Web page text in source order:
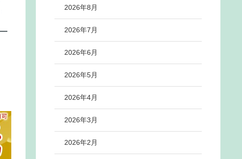
2026年8月
2026年7月
2026年6月
2026年5月
2026年4月
2026年3月
2026年2月